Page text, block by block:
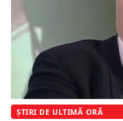
ȘTIRI DE ULTIMĂ ORĂ